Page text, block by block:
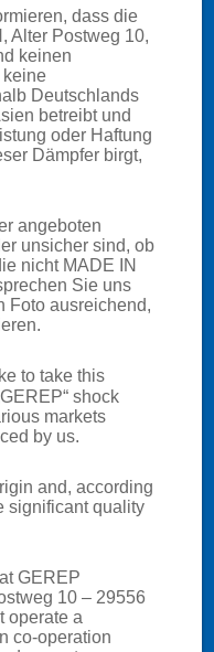
Erfahrung haben
zukunftsorientierten
zu lernen.
dass die
Alter Postweg 10,
keinen
keine
Deutschlands
betreibt und
oder Haftung
Dämpfer birgt,
angeboten
unsicher sind, ob
nicht MADE IN
Sie uns
Foto ausreichend,
to take this
shock
markets
by us.
and, according
significant quality
GEREP
10 – 29556
operate a
co-operation